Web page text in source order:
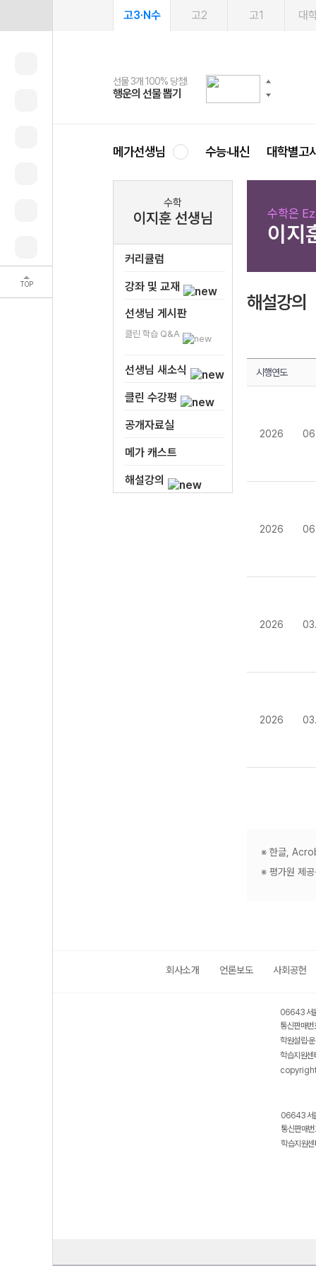
TOP
고3·N수 고2 고1 대
선물 3개 100% 당첨!
행운의 선물 뽑기
선물 100% 증정!
메가스터디 X 올리브
여름방학 스터디 캐시백
메가런 썸머스쿨
2027 러셀 단과
강사 공개선발
스마트러닝앱
설문 EVENT
메가패스
3일 무료 체험권
메가패스 수강생 무료혜택!
메가클럽 멤버십
사회공헌 캠페인
희망이룸 메가나눔
메가선생님 수능·내신 대학별고
수학
이지훈 선생님
커리큘럼
강좌 및 교재
선생님 게시판
클린 학습 Q&A
선생님 새소식
클린 수강평
공개자료실
메가 캐스트
해설강의
수학은
이지
해설강의
시행연도
2026
2026
2026
2026
※ 한글,
※ 평가원 제
회사소개 언론보도 사회공헌
06643 서
통신판매
학원설립·
학습지원
06643 서
통신판매
학습지원